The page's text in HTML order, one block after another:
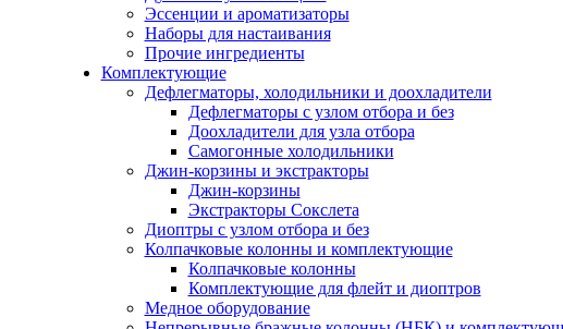
Эссенции и ароматизаторы
Наборы для настаивания
Прочие ингредиенты
Комплектующие
Дефлегматоры, холодильники и доохладители
Дефлегматоры с узлом отбора и без
Доохладители для узла отбора
Самогонные холодильники
Джин-корзины и экстракторы
Джин-корзины
Экстракторы Сокслета
Диоптры с узлом отбора и без
Колпачковые колонны и комплектующие
Колпачковые колонны
Комплектующие для флейт и диоптров
Медное оборудование